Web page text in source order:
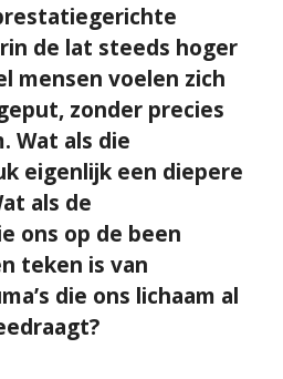
de lat steeds hoger
mensen voelen zich
zonder precies
Wat als die
eigenlijk een diepere
als de
ons op de been
teken is van
die ons lichaam al